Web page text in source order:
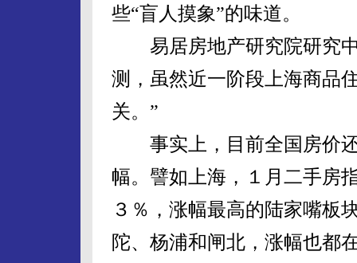
些“盲人摸象”的味道。
易居房地产研究院研究中
测，虽然近一阶段上海商品
关。”
事实上，目前全国房价还
幅。譬如上海，１月二手房
３％，涨幅最高的陆家嘴板
陀、杨浦和闸北，涨幅也都